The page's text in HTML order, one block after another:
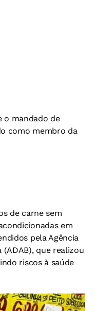
o mandado de
como membro da
de carne sem
em
pela Agência
(ADAB), que realizou
riscos à saúde